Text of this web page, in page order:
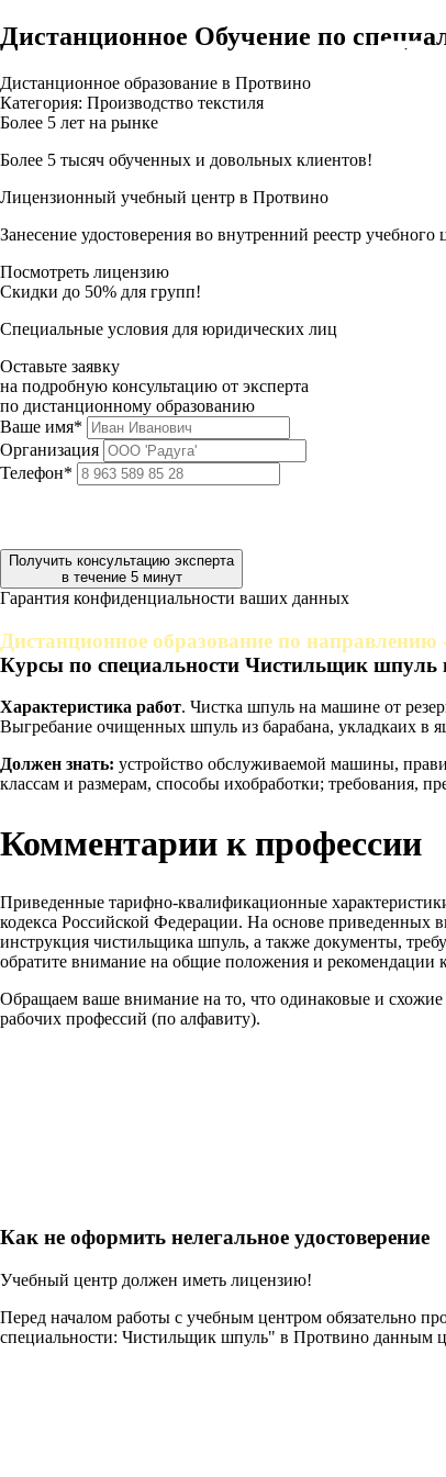
Дистанционное Обучение по
Дистанционное образование в Протвино
Категория: Производство текстиля
Более 5 лет на рынке
Более 5 тысяч обученных и довольных клиентов!
Лицензионный учебный центр в Протвино
Занесение удостоверения во внутренний реестр учебного
Посмотреть лицензию
Скидки до 50% для групп!
Специальные условия для юридических лиц
Оставьте заявку
на подробную консультацию от эксперта
по дистанционному образованию
Ваше имя*
Организация
Телефон*
Получить консультацию эксперта
в течение 5 минут
Гарантия конфиденциальности ваших данных
Дистанционное образование по направлению
Курсы по специальности Чистильщик шпуль
Характеристика работ. Чистка шпуль на машине от
Выгребание очищенных шпуль из барабана, укладкаих в
Должен знать: устройство обслуживаемой машины,
классам и размерам, способы ихобработки; требования,
Комментарии к профессии
Приведенные тарифно-квалификационные
кодекса Российской Федерации. На основе приведенных
инструкция чистильщика шпуль, а также документы,
обратите внимание на общие положения и
Обращаем ваше внимание на то, что одинаковые и
рабочих профессий (по алфавиту).
Как не оформить нелегальное удостоверение
Учебный центр должен иметь лицензию!
Перед началом работы с учебным центром обязательно
специальности: Чистильщик шпуль" в Протвино данным